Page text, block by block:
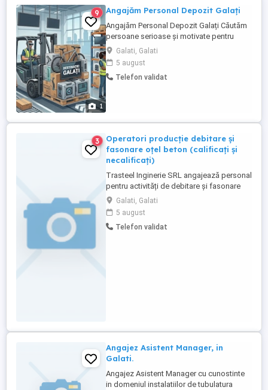
1
9 Angajăm Personal Depozit Galați
Angajăm Personal Depozit Galați Căutăm
persoane serioase și motivate pentru
muncă într-un depozit logistic din Galați.
Salariu și beneficii: 4.500 5.200 LEI net lună
(în funcție de ture și performanță)
Bonusuri de performanță și posibilitatea
Galati, Galati
5 august
Telefon validat
3
Operatori producție debitare și
fasonare oțel beton (calificați și
necalificați)
Trasteel Inginerie SRL angajează personal
pentru activități de debitare și fasonare
oțel beton, într-un mediu modern,
organizat și sigur. Activitatea se
desfășoară exclusiv în hală acoperită, pe
utilaje automatizate. Nu sunt necesare
Galati, Galati
5 august
Telefon validat
Angajez Asistent Manager, in
Galati.
Angajez Asistent Manager cu cunostinte
in domeniul instalatiilor de tubulatura